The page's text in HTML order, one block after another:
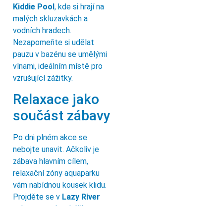
Kiddie Pool, kde si hrají na
malých skluzavkách a
vodních hradech.
Nezapomeňte si udělat
pauzu v bazénu se umělými
vlnami, ideálním místě pro
vzrušující zážitky.
Relaxace jako
součást zábavy
Po dni plném akce se
nebojte unavit. Ačkoliv je
zábava hlavním cílem,
relaxační zóny aquaparku
vám nabídnou kousek klidu.
Projděte se v Lazy River